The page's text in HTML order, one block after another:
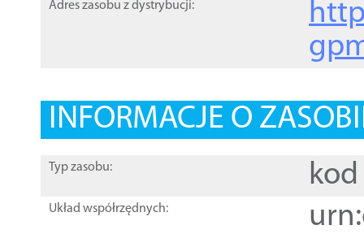
Adres zasobu z dystrybucji:
INFORMACJE O
Typ zasobu: kod
Układ współrzędnych: